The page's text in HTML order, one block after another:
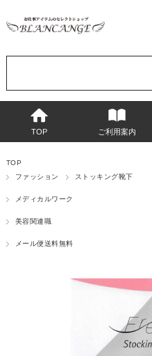
TOP ご利用案内
TOP
ファッション
ストッキング靴下
メディカルワーク
美容関連職
メール便送料無料